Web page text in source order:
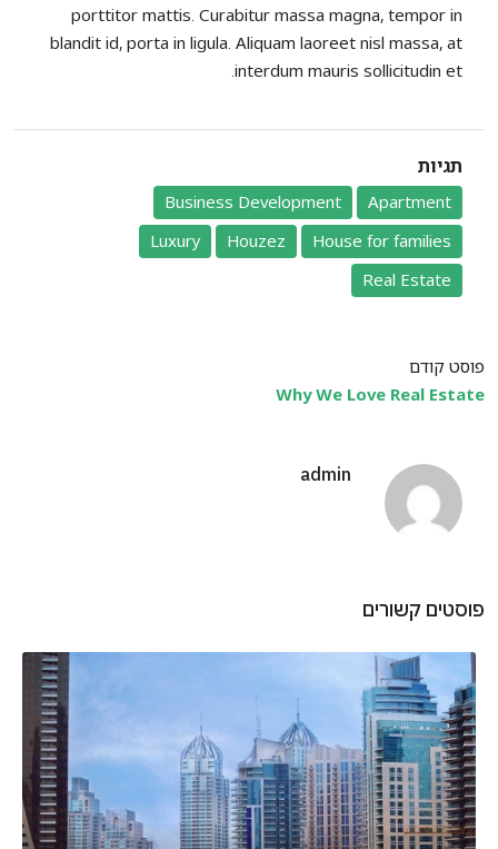
porttitor mattis. Curabitur massa magna, tempor in
blandit id, porta in ligula. Aliquam laoreet nisl massa, at
interdum mauris sollicitudin et.
תגיות
Apartment
Business Development
House for families
Houzez
Luxury
Real Estate
פוסט קודם
Why We Love Real Estate
admin
פוסטים קשורים